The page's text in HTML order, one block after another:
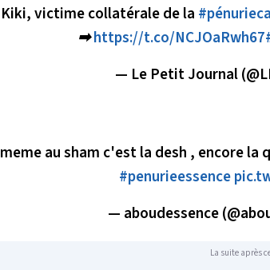
Kiki, victime collatérale de la
➡https://t.co/NCJOaRwh67
— Le Petit Journal
meme au sham c'est la desh , encore la
#penurieessence
— aboudessence
La suite après